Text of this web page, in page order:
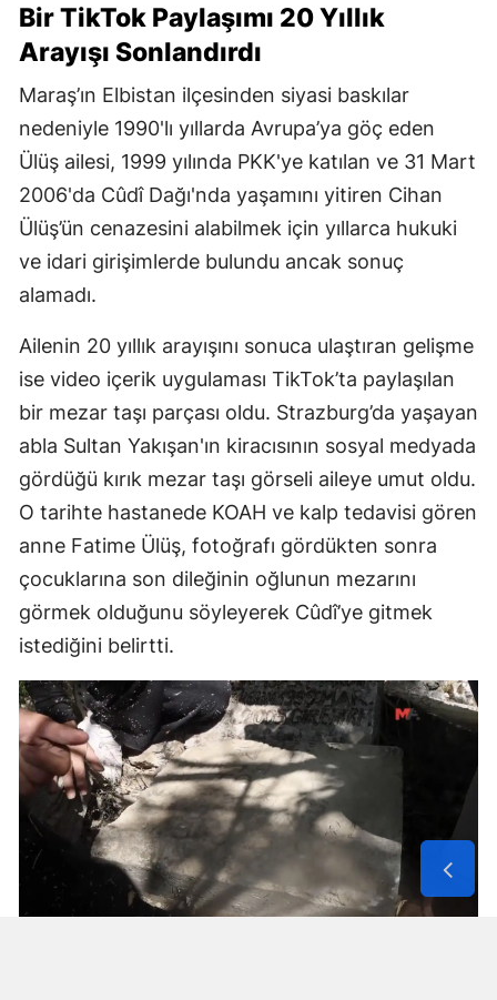
Bir TikTok Paylaşımı 20 Yıllık
Arayışı Sonlandırdı
Maraş’ın Elbistan ilçesinden siyasi baskılar
nedeniyle 1990'lı yıllarda Avrupa’ya göç eden
Ülüş ailesi, 1999 yılında PKK'ye katılan ve 31 Mart
2006'da Cûdî Dağı'nda yaşamını yitiren Cihan
Ülüş’ün cenazesini alabilmek için yıllarca hukuki
ve idari girişimlerde bulundu ancak sonuç
alamadı.
Ailenin 20 yıllık arayışını sonuca ulaştıran gelişme
ise video içerik uygulaması TikTok’ta paylaşılan
bir mezar taşı parçası oldu. Strazburg’da yaşayan
abla Sultan Yakışan'ın kiracısının sosyal medyada
gördüğü kırık mezar taşı görseli aileye umut oldu.
O tarihte hastanede KOAH ve kalp tedavisi gören
anne Fatime Ülüş, fotoğrafı gördükten sonra
çocuklarına son dileğinin oğlunun mezarını
görmek olduğunu söyleyerek Cûdî’ye gitmek
istediğini belirtti.